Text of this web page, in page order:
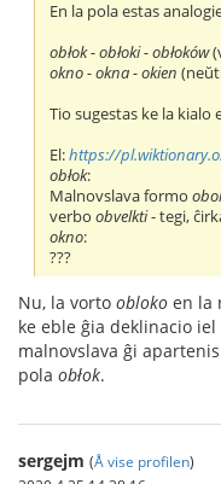
En la pola estas
obłok - obłoki - obłoków
okno - okna - okien
Tio sugestas ke la kialo
El:https://
obłok:
Malnovslava formo
verboobvelkti- tegi,
okno:
???
Nu, la vorto obloko en la
ke eble ĝia deklinacio
malnovslava ĝi
pola obłok.
sergejm (Å vise profilen)